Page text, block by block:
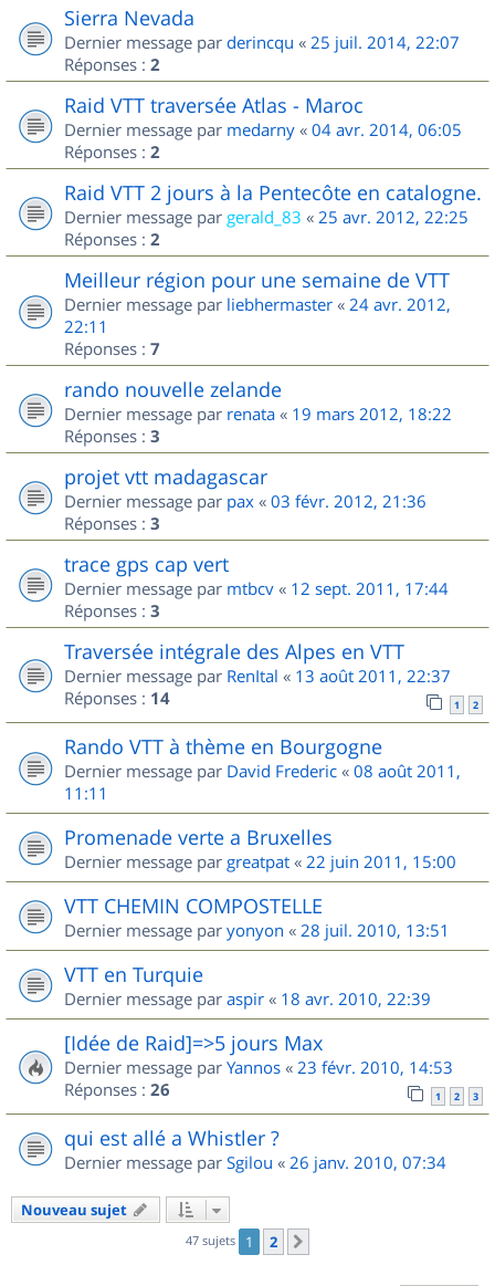
Sierra Nevada
Dernier message par derincqu « 25 juil. 2014, 22:07
Réponses : 2
Raid VTT traversée Atlas - Maroc
Dernier message par medarny « 04 avr. 2014, 06:05
Réponses : 2
Raid VTT 2 jours à la Pentecôte en catalogne.
Dernier message par gerald_83 « 25 avr. 2012, 22:25
Réponses : 2
Meilleur région pour une semaine de VTT
Dernier message par liebhermaster « 24 avr. 2012,
22:11
Réponses : 7
rando nouvelle zelande
Dernier message par renata « 19 mars 2012, 18:22
Réponses : 3
projet vtt madagascar
Dernier message par pax « 03 févr. 2012, 21:36
Réponses : 3
trace gps cap vert
Dernier message par mtbcv « 12 sept. 2011, 17:44
Réponses : 3
Traversée intégrale des Alpes en VTT
Dernier message par RenItal « 13 août 2011, 22:37
Réponses : 14 1 2
Rando VTT à thème en Bourgogne
Dernier message par David Frederic « 08 août 2011,
11:11
Promenade verte a Bruxelles
Dernier message par greatpat « 22 juin 2011, 15:00
VTT CHEMIN COMPOSTELLE
Dernier message par yonyon « 28 juil. 2010, 13:51
VTT en Turquie
Dernier message par aspir « 18 avr. 2010, 22:39
[Idée de Raid]=>5 jours Max
Dernier message par Yannos « 23 févr. 2010, 14:53
Réponses : 26 1 2 3
qui est allé a Whistler ?
Dernier message par Sgilou « 26 janv. 2010, 07:34
Nouveau sujet
47 sujets 1 2